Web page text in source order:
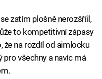
zatím plošně nerozšříil,
to kompetitivní zápasy
že na rozdíl od aimlocku
pro všechny a navíc má